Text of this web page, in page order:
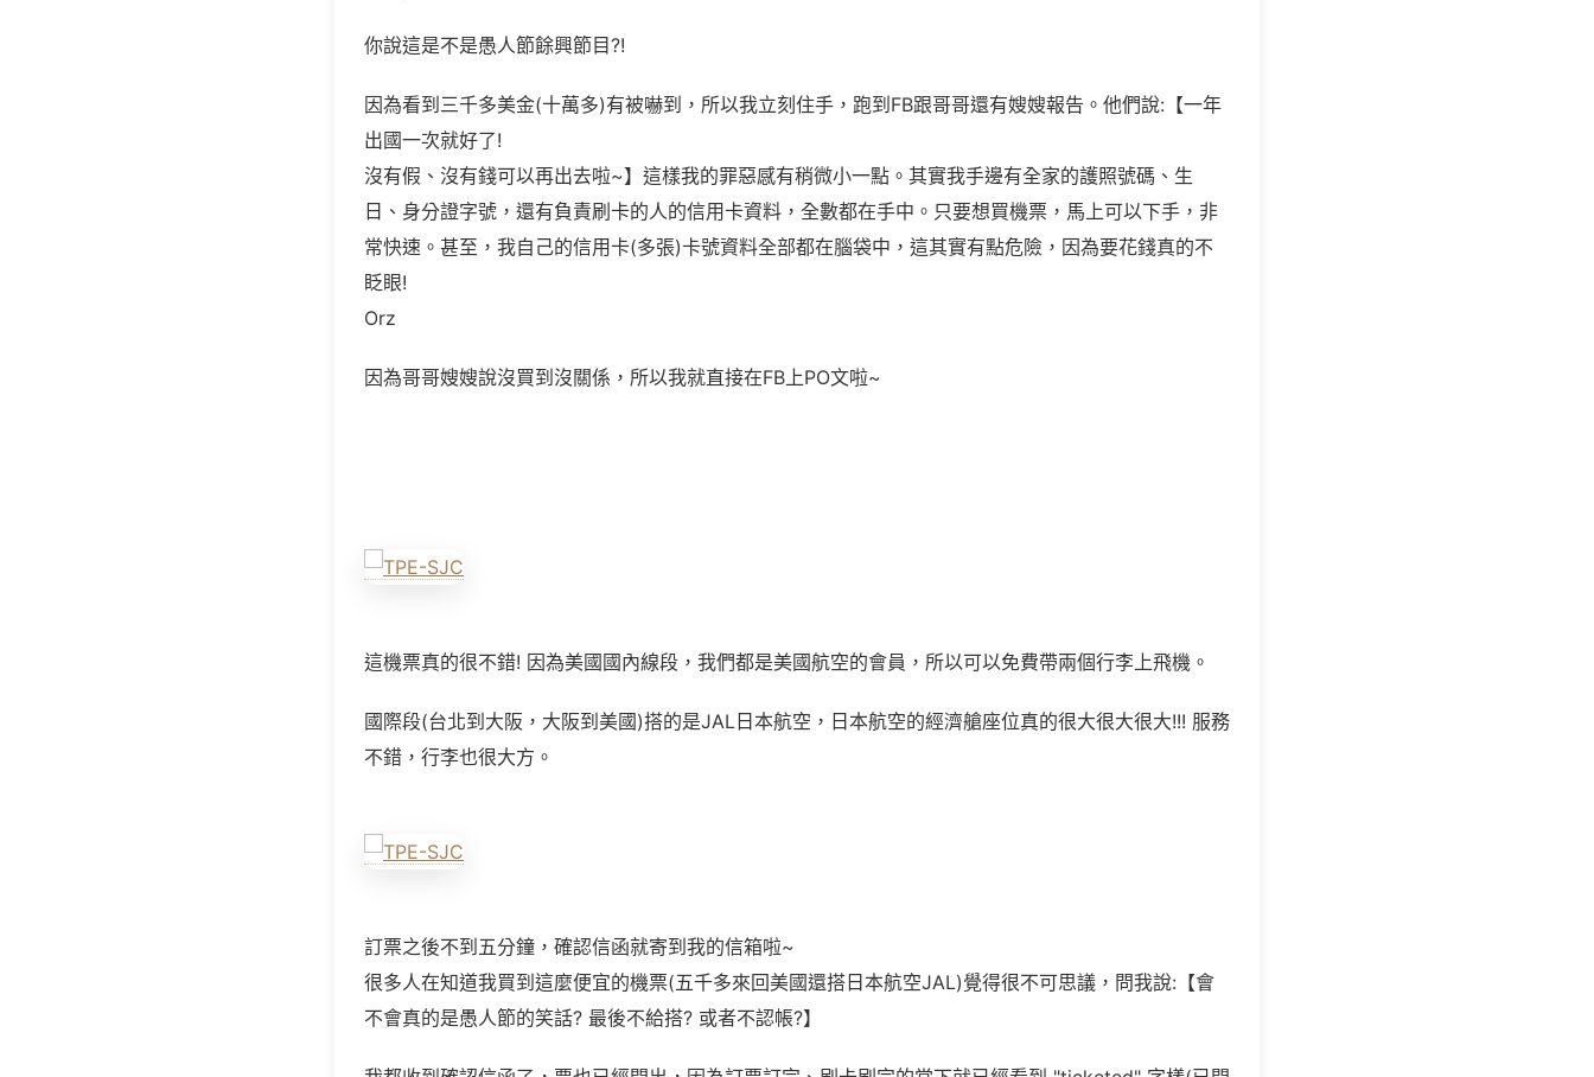
你說這是不是愚人節餘興節目?!
因為看到三千多美金(十萬多)有被嚇到，所以我立刻住手，跑到FB跟哥哥還有嫂嫂報告。他們說:【一年
出國一次就好了!
沒有假、沒有錢可以再出去啦~】這樣我的罪惡感有稍微小一點。其實我手邊有全家的護照號碼、生
日、身分證字號，還有負責刷卡的人的信用卡資料，全數都在手中。只要想買機票，馬上可以下手，非
常快速。甚至，我自己的信用卡(多張)卡號資料全部都在腦袋中，這其實有點危險，因為要花錢真的不
眨眼!
Orz
因為哥哥嫂嫂說沒買到沒關係，所以我就直接在FB上PO文啦~
這機票真的很不錯! 因為美國國內線段，我們都是美國航空的會員，所以可以免費帶兩個行李上飛機。
國際段(台北到大阪，大阪到美國)搭的是JAL日本航空，日本航空的經濟艙座位真的很大很大很大!!! 服務
不錯，行李也很大方。
訂票之後不到五分鐘，確認信函就寄到我的信箱啦~
很多人在知道我買到這麼便宜的機票(五千多來回美國還搭日本航空JAL)覺得很不可思議，問我說:【會
不會真的是愚人節的笑話? 最後不給搭? 或者不認帳?】